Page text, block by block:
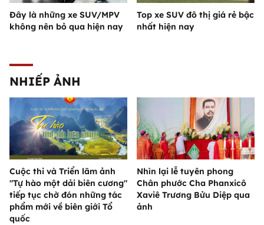
Đây là những xe SUV/MPV
không nên bỏ qua hiện nay
Top xe SUV đô thị giá rẻ bậc
nhất hiện nay
NHIẾP ẢNH
Cuộc thi và Triển lãm ảnh
"Tự hào một dải biên cương"
tiếp tục chờ đón những tác
phẩm mới về biên giới Tổ
quốc
Nhìn lại lễ tuyên phong
Chân phước Cha Phanxicô
Xaviê Trương Bửu Diệp qua
ảnh